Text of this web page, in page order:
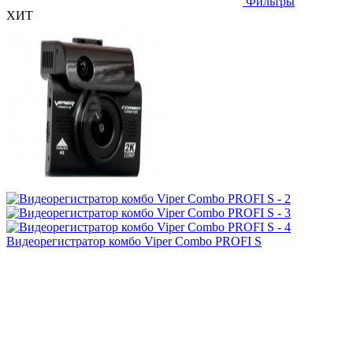
ХИТ
Видеорегистратор комбо Viper Combo PROFI S